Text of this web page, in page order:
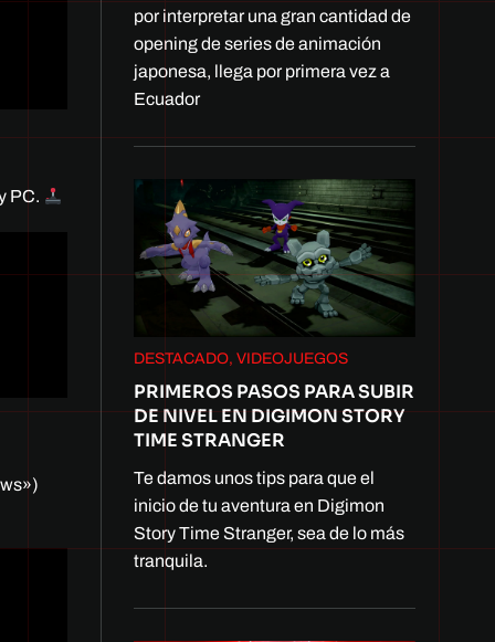
PC.
por interpretar una gran cantidad de
opening de series de animación
japonesa, llega por primera vez a
Ecuador
DESTACADO, VIDEOJUEGOS
PRIMEROS PASOS PARA SUBIR
DE NIVEL EN DIGIMON STORY
TIME STRANGER
Te damos unos tips para que el
inicio de tu aventura en Digimon
Story Time Stranger, sea de lo más
tranquila.